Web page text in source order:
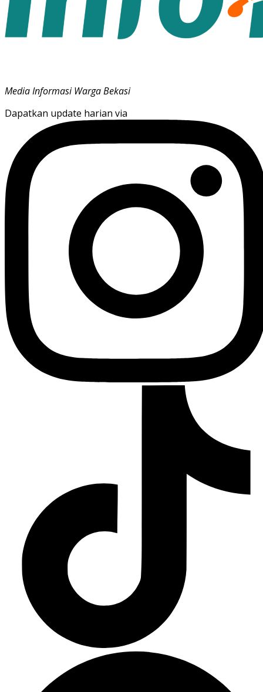
Media Informasi Warga Bekasi
Dapatkan update harian via